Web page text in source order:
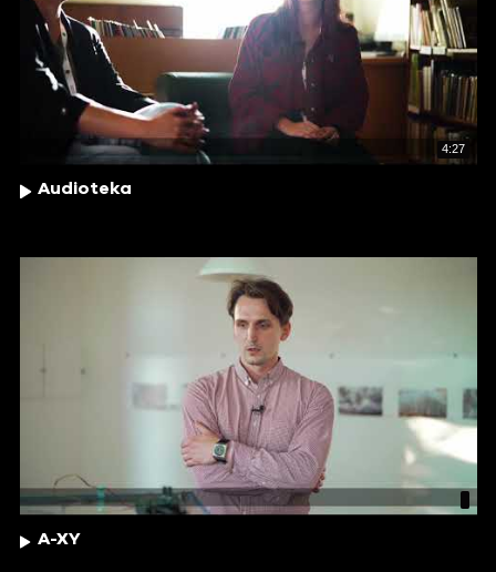
4:27
Audioteka
A-XY